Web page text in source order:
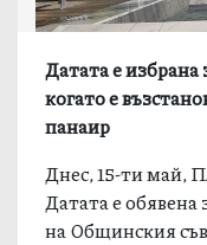
Датата е избрана
когато е
панаир
Днес, 15-ти май,
Датата е обявена
на Общинския